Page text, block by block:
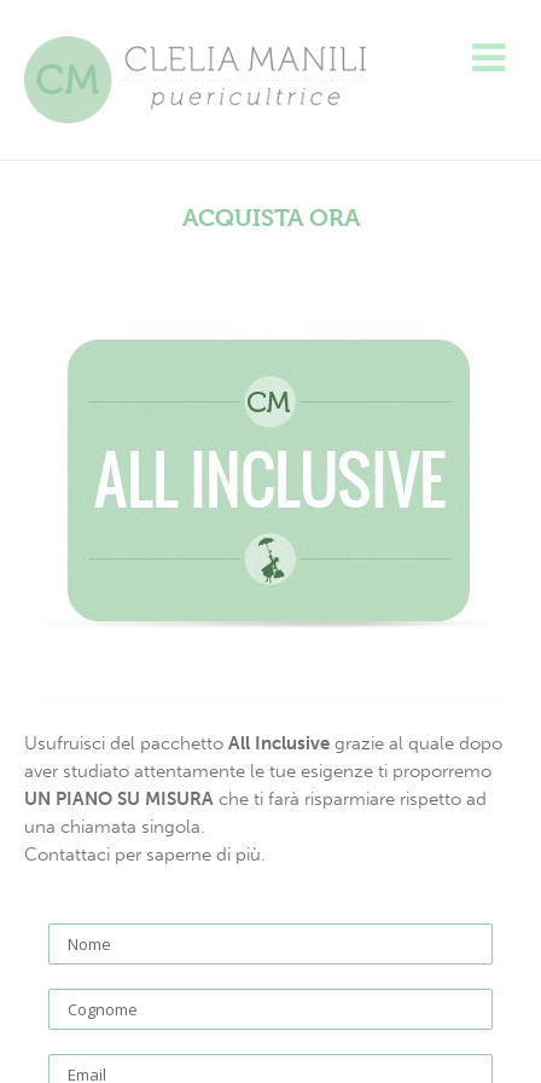
ACQUISTA ORA
Usufruisci del pacchetto All Inclusive grazie al quale dopo
aver studiato attentamente le tue esigenze ti proporremo
UN PIANO SU MISURA che ti farà risparmiare rispetto ad
una chiamata singola.
Contattaci per saperne di più.